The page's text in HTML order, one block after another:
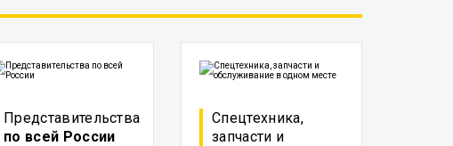
Представительства
по всей России
Спецтехника,
запчасти и